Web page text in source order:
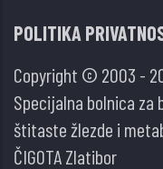
POLITIKA
Copyright © 2003 -
Specijalna bolnica za
štitaste žlezde i
ČIGOTA Zlatibor